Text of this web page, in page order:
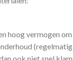
hoog vermogen om
(regelmatig